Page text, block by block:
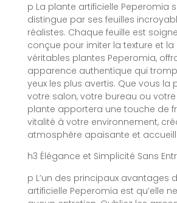
p La plante artificielle Peperomia
distingue par ses feuilles
réalistes. Chaque feuille est
conçue pour imiter la texture et la
véritables plantes Peperomia,
apparence authentique qui
yeux les plus avertis. Que vous la
votre salon, votre bureau ou
plante apportera une touche de
vitalité à votre environnement,
atmosphère apaisante et
h3 Élégance et Simplicité Sans
p L’un des principaux avantages
artificielle Peperomia est qu’elle